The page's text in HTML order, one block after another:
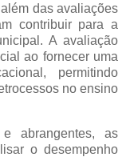
das avaliações
contribuir para a
A avaliação
ao fornecer uma
permitindo
no ensino
abrangentes, as
o desempenho